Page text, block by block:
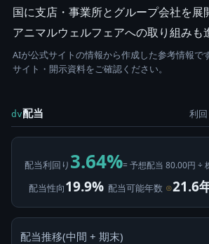
国に支店・事業所とグループ会社を展
アニマルウェルフェアへの取り組みも
AIが公式サイトの情報から作成した参考情報で
サイト・開示資料をご確認ください。
dv配当 利
配当利回り 3.64%= 予想配当 80.00円 ÷
配当性向19.9% 配当可能年数 ⊙21.6
配当推移(中間 + 期末)